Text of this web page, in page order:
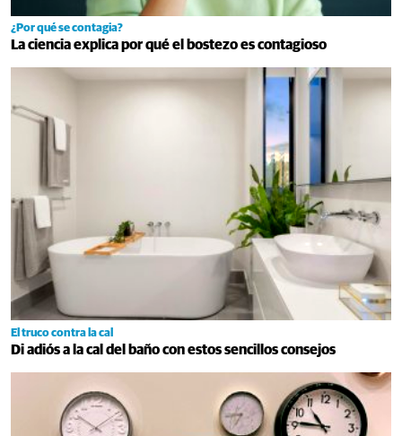
¿Por qué se contagia?
La ciencia explica por qué el bostezo es contagioso
El truco contra la cal
Di adiós a la cal del baño con estos sencillos consejos